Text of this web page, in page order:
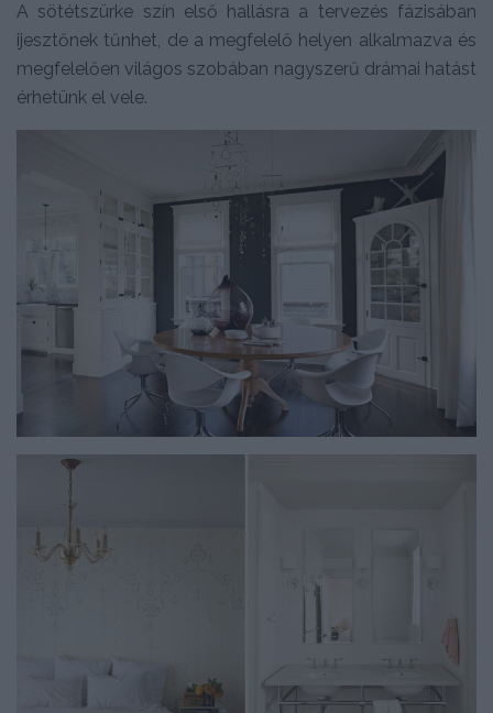
A sötétszürke szín első hallásra a tervezés fázisában
ijesztőnek tűnhet, de a megfelelő helyen alkalmazva és
megfelelően világos szobában nagyszerű drámai hatást
érhetünk el vele.